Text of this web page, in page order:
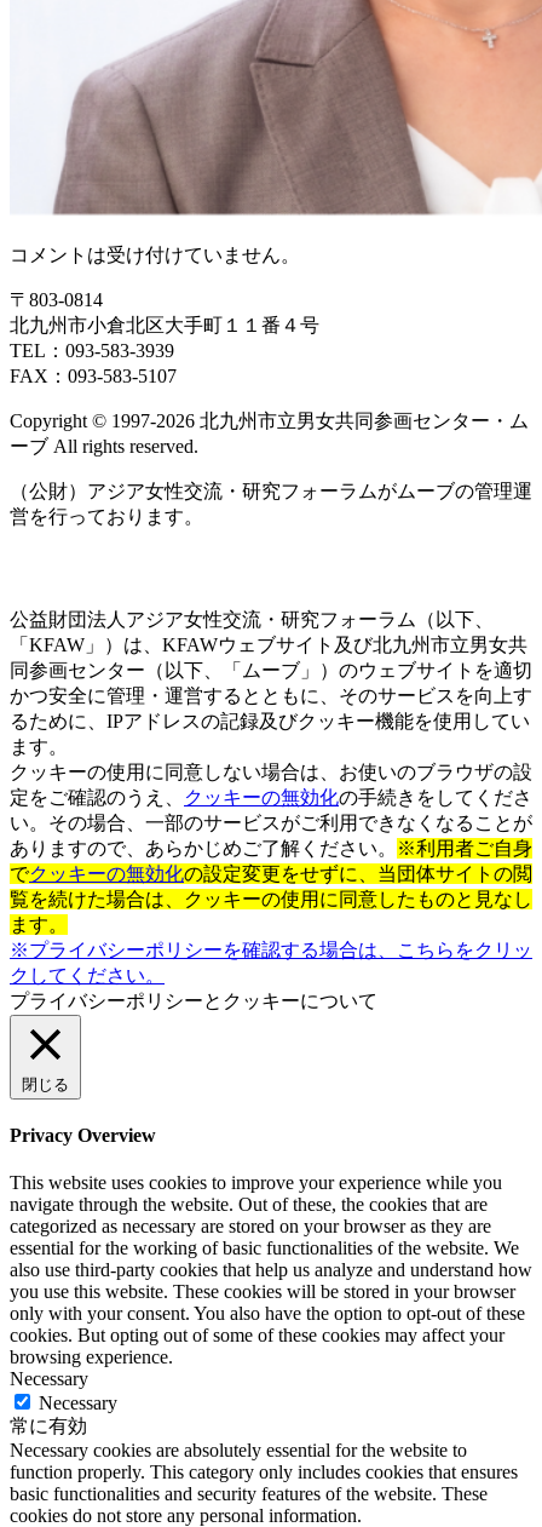
コメントは受け付けていません。
〒803‐0814
北九州市小倉北区大手町１１番４号
TEL：093‐583‐3939
FAX：093‐583‐5107
Copyright © 1997‐2026 北九州市立男女共同参画センター・ム
ーブ All rights reserved.
（公財）アジア女性交流・研究フォーラムがムーブの管理運
営を行っております。
公益財団法人アジア女性交流・研究フォーラム（以下、
「KFAW」）は、KFAWウェブサイト及び北九州市立男女共
同参画センター（以下、「ムーブ」）のウェブサイトを適切
かつ安全に管理・運営するとともに、そのサービスを向上す
るために、IPアドレスの記録及びクッキー機能を使用してい
ます。
クッキーの使用に同意しない場合は、お使いのブラウザの設
定をご確認のうえ、
クッキーの無効化の手続きをしてくださ
い。その場合、一部のサービスがご利用できなくなることが
ありますので、あらかじめご了解ください。
※利用者ご自身
でクッキーの無効化の設定変更をせずに、当団体サイトの閲
覧を続けた場合は、クッキーの使用に同意したものと見なし
ます。
※プライバシーポリシーを確認する場合は、こちらをクリッ
クしてください。
プライバシーポリシーとクッキーについて
閉じる
Privacy Overview
This website uses cookies to improve your experience while you
navigate through the website. Out of these, the cookies that are
categorized as necessary are stored on your browser as they are
essential for the working of basic functionalities of the website. We
also use third-party cookies that help us analyze and understand how
you use this website. These cookies will be stored in your browser
only with your consent. You also have the option to opt-out of these
cookies. But opting out of some of these cookies may affect your
browsing experience.
Necessary
Necessary
常に有効
Necessary cookies are absolutely essential for the website to
function properly. This category only includes cookies that ensures
basic functionalities and security features of the website. These
cookies do not store any personal information.